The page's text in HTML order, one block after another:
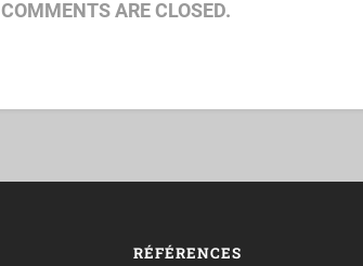
COMMENTS ARE CLOSED.
RÉFÉRENCES